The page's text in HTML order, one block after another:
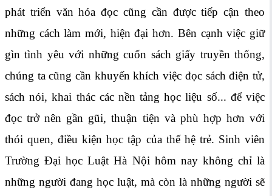
phát triển văn hóa đọc cũng cần được tiếp cận theo
những cách làm mới, hiện đại hơn. Bên cạnh việc giữ
gìn tình yêu với những cuốn sách giấy truyền thống,
chúng ta cũng cần khuyến khích việc đọc sách điện tử,
sách nói, khai thác các nền tảng học liệu số... để việc
đọc trở nên gần gũi, thuận tiện và phù hợp hơn với
thói quen, điều kiện học tập của thế hệ trẻ. Sinh viên
Trường Đại học Luật Hà Nội hôm nay không chỉ là
những người đang học luật, mà còn là những người sẽ